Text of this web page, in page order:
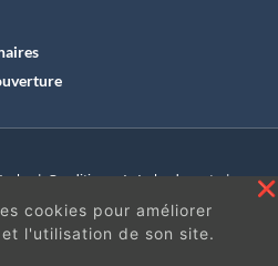
| Conditions générales de vente |
|
BE50 0012 6285 4518
cookies pour améliorer
l'utilisation de son site.